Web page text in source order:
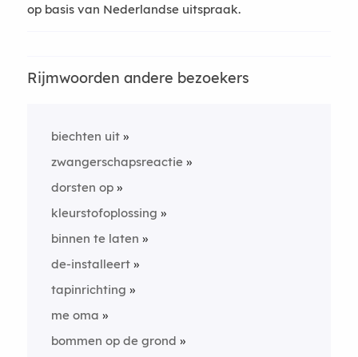
op basis van Nederlandse uitspraak.
Rijmwoorden andere bezoekers
biechten uit
zwangerschapsreactie
dorsten op
kleurstofoplossing
binnen te laten
de-installeert
tapinrichting
me oma
bommen op de grond